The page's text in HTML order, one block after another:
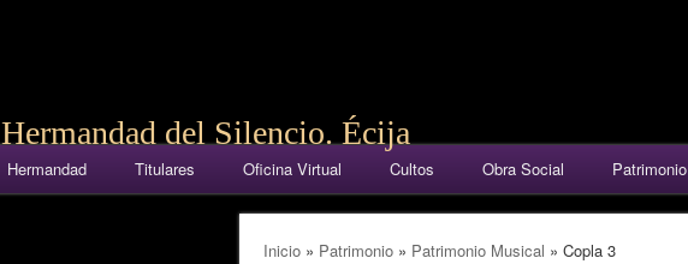
Hermandad del Silencio. Écija
Hermandad Titulares Oficina Virtual Cultos Obra Social Patrimonio
Se encuentra usted aquí
Inicio» Patrimonio» Patrimonio Musical » Copla 3